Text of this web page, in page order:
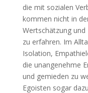
die mit sozialen
kommen nicht in
Wertschätzung
zu erfahren. Im
Isolation,
die unangenehme
und gemieden zu
Egoisten sogar